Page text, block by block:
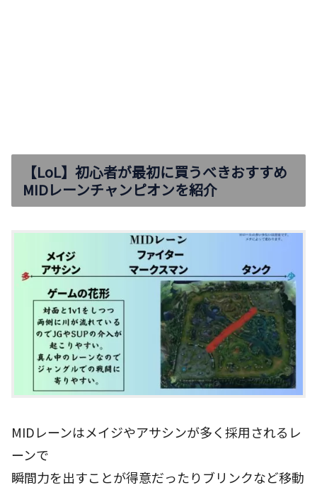
【LoL】初心者が最初に買うべきおすすめ
MIDレーンチャンピオンを紹介
MIDレーンはメイジやアサシンが多く採用されるレ
ーンで
瞬間力を出すことが得意だったりブリンクなど移動